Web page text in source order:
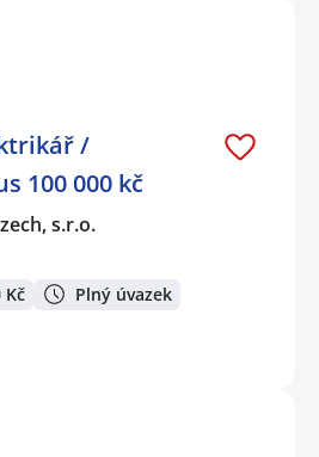
/
100 000 kč
s.r.o.
Kč Plný úvazek